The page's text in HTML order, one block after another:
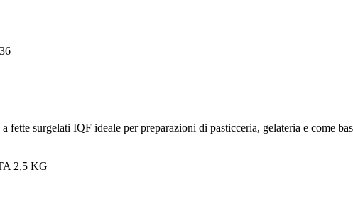
a fette surgelati IQF ideale per preparazioni di pasticceria, gelateria e come
2,5 KG